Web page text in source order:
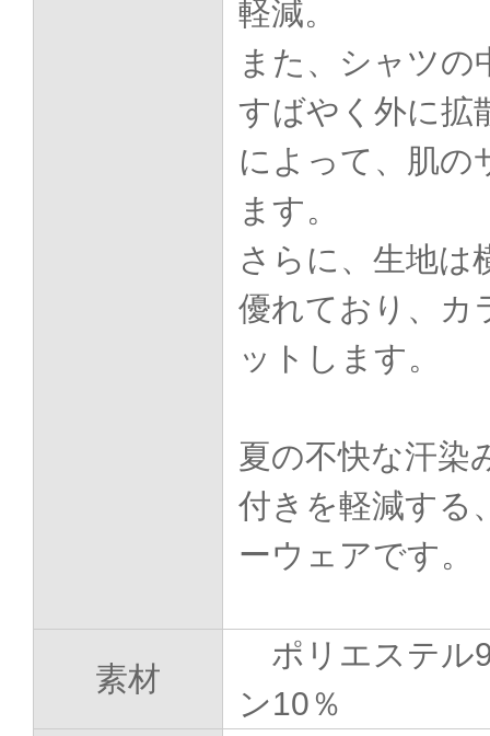
軽減。
また、シャツの
すばやく外に拡
によって、肌の
ます。
さらに、生地は
優れており、カ
ットします。
夏の不快な汗染
付きを軽減する
ーウェアです。
素材
ポリエステル
ン10％